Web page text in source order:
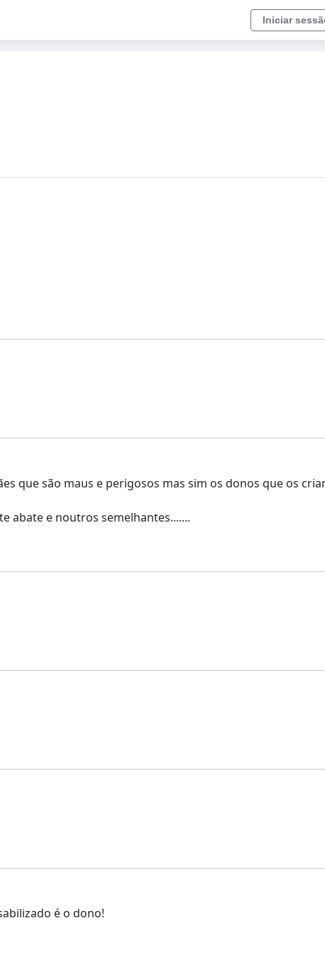
Iniciar
que são maus e perigosos mas sim os donos que os
abate e noutros semelhantes.......
é o dono!